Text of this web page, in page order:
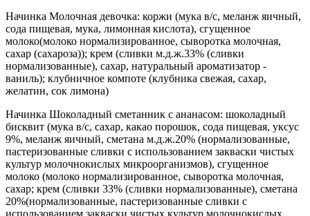
Начинка Молочная девочка: коржи (мука в/с, меланж яичный,
сода пищевая, мука, лимонная кислота), сгущенное
молоко(молоко нормализированное, сыворотка молочная,
сахар (сахароза)); крем (сливки м.д.ж.33% (сливки
нормализованные), сахар, натуральный ароматизатор -
ваниль); клубничное компоте (клубника свежая, сахар,
желатин, сок лимона)
Начинка Шоколадный сметанник с ананасом: шоколадный
бисквит (мука в/с, сахар, какао порошок, сода пищевая, уксус
9%, меланж яичный, сметана м.д.ж.20% (нормализованные,
пастеризованные сливки с использованием закваски чистых
культур молочнокислых микроорганизмов), сгущенное
молоко (молоко нормализированное, сыворотка молочная,
сахар; крем (сливки 33% (сливки нормализованные), сметана
20%(нормализованные, пастеризованные сливки с